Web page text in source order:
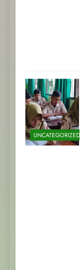
UNCATEGORIZED